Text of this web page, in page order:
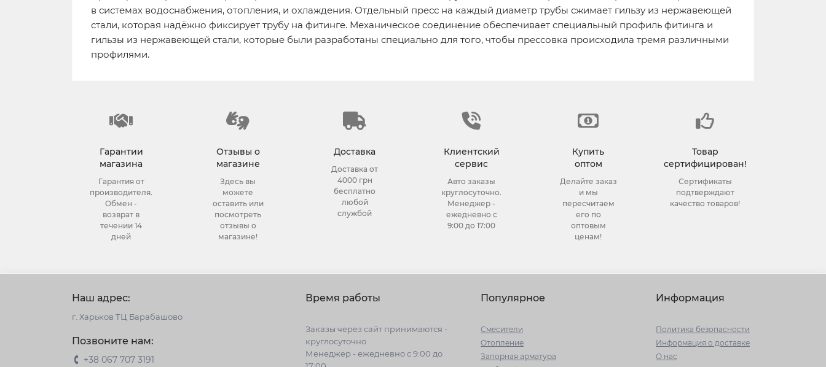
в системах водоснабжения, отопления, и охлаждения. Отдельный пресс на каждый диаметр трубы сжимает гильзу из нержавеющей
стали, которая надёжно фиксирует трубу на фитинге. Механическое соединение обеспечивает специальный профиль фитинга и
гильзы из нержавеющей стали, которые были разработаны специально для того, чтобы прессовка происходила тремя различными
профилями.
Гарантии
магазина
Гарантия от
производителя.
Обмен -
возврат в
течении 14
дней
Отзывы о
магазине
Здесь вы
можете
оставить или
посмотреть
отзывы о
магазине!
Доставка
Доставка от
4000 грн
бесплатно
любой
службой
Клиентский
сервис
Авто заказы
круглосуточно.
Менеджер -
ежедневно с
9:00 до 17:00
Купить
оптом
Делайте заказ
и мы
пересчитаем
его по
оптовым
ценам!
Товар
сертифицирован!
Сертификаты
подтверждают
качество товаров!
Наш адрес:
г. Харьков ТЦ Барабашово
Позвоните нам:
+38 067 707 3191
Время работы
Заказы через сайт принимаются -
круглосуточно
Менеджер - ежедневно с 9:00 до
Популярное
Cмесители
Отопление
Запорная арматура
Информация
Политика безопасности
Информация о доставке
О нас